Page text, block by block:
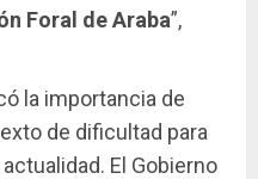
Foral de Araba”,
la importancia de
de dificultad para
El Gobierno